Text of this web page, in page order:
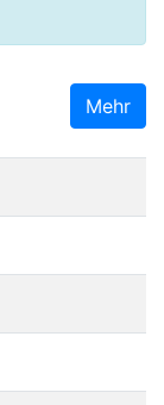
Mehr